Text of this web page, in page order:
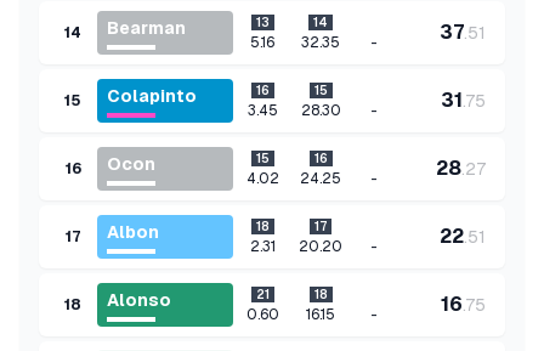
14 Bearman 13
5.16
14
32.35 - 37.51
15 Colapinto 16
3.45
15
28.30 - 31.75
16 Ocon 15
4.02
16
24.25 - 28.27
17 Albon 18
2.31
17
20.20 - 22.51
18 Alonso 21
0.60
18
16.15 - 16.75